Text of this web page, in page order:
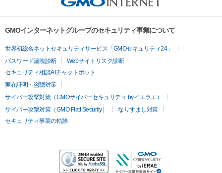
GMOインターネットグループのセキュリティ事業について
世界初総合ネットセキュリティサービス「GMOセキュリティ24」
パスワード漏洩診断
Webサイトリスク診断
セキュリティ相談AIチャットボット
実在証明・盗聴対策
サイバー攻撃対策（GMOサイバーセキュリティ byイエラエ）
サイバー攻撃対策（GMO Flatt Security）
なりすまし対策
セキュリティ事業の軌跡